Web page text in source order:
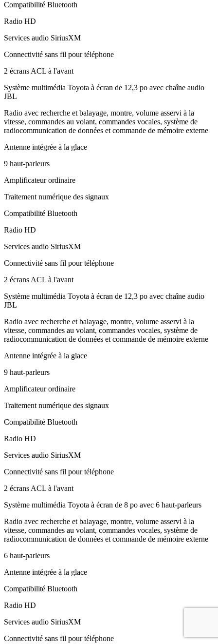
Compatibilité Bluetooth
Radio HD
Services audio SiriusXM
Connectivité sans fil pour téléphone
2 écrans ACL à l'avant
Système multimédia Toyota à écran de 12,3 po avec chaîne audio
JBL
Radio avec recherche et balayage, montre, volume asservi à la
vitesse, commandes au volant, commandes vocales, système de
radiocommunication de données et commande de mémoire externe
Antenne intégrée à la glace
9 haut-parleurs
Amplificateur ordinaire
Traitement numérique des signaux
Compatibilité Bluetooth
Radio HD
Services audio SiriusXM
Connectivité sans fil pour téléphone
2 écrans ACL à l'avant
Système multimédia Toyota à écran de 12,3 po avec chaîne audio
JBL
Radio avec recherche et balayage, montre, volume asservi à la
vitesse, commandes au volant, commandes vocales, système de
radiocommunication de données et commande de mémoire externe
Antenne intégrée à la glace
9 haut-parleurs
Amplificateur ordinaire
Traitement numérique des signaux
Compatibilité Bluetooth
Radio HD
Services audio SiriusXM
Connectivité sans fil pour téléphone
2 écrans ACL à l'avant
Système multimédia Toyota à écran de 8 po avec 6 haut-parleurs
Radio avec recherche et balayage, montre, volume asservi à la
vitesse, commandes au volant, commandes vocales, système de
radiocommunication de données et commande de mémoire externe
6 haut-parleurs
Antenne intégrée à la glace
Compatibilité Bluetooth
Radio HD
Services audio SiriusXM
Connectivité sans fil pour téléphone